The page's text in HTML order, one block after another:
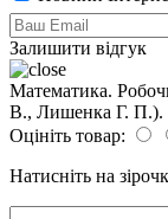
Залишити відгук
Математика.
В., Лишенка Г. П.).
Оцініть товар:
Натисніть на